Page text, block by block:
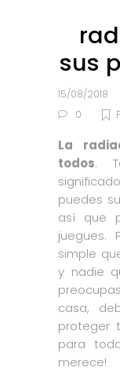
sus
15/08/2018
0
La
todos.
puedes
así que
juegues.
simple
y nadie
casa,
proteger
para
merece!